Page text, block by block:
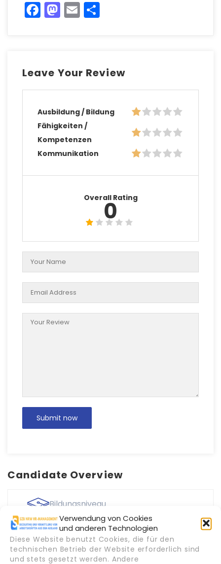
Verwendung von Cookies
und anderen Technologien
Diese Website benutzt Cookies, die für den
technischen Betrieb der Website erforderlich sind
und stets gesetzt werden. Andere
Facebook
Mastodon
Email
Leave Your Review
Ausbildung / Bildung
Fähigkeiten /
Kompetenzen
Kommunikation
Overall Rating
0
Candidate Overview
Bildungsniveau
Bachelor-Abschluss
Alter
23 - 27 Jahre